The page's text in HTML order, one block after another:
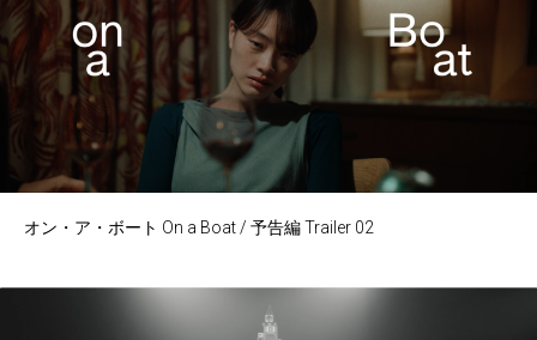
オン・ア・ボート On a Boat / 予告編 Trailer 02